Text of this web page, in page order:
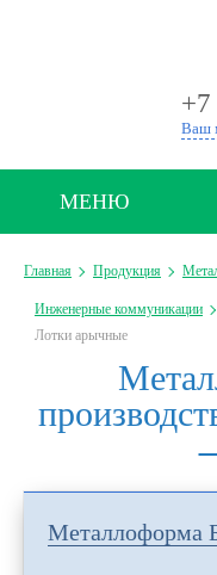
+7
Ваш
МЕНЮ
Главная Продукция
Инженерные коммуникации
Лотки арычные
Металлоформа